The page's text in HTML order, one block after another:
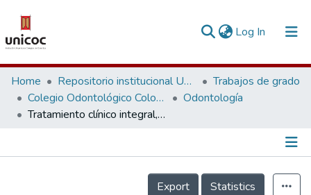
Log In (current)
Communities & Collections
Research Outputs
People
Home Repositorio institucional Unicoc, RI-unicoc
Trabajos de grado
Colegio Odontológico Colombiano
Odontología
Tratamiento clínico integral, rehabilitación con prótesis parcial fija y removible
Información de la Publicación
Export
Statistics